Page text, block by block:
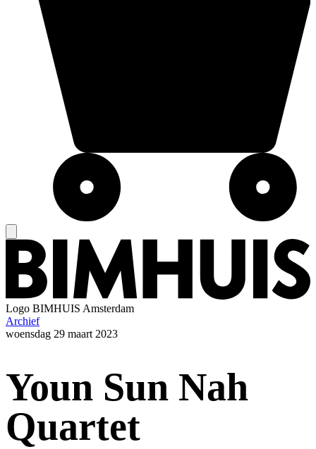
Logo BIMHUIS Amsterdam
Archief
woensdag 29 maart 2023
Youn Sun Nah
Quartet